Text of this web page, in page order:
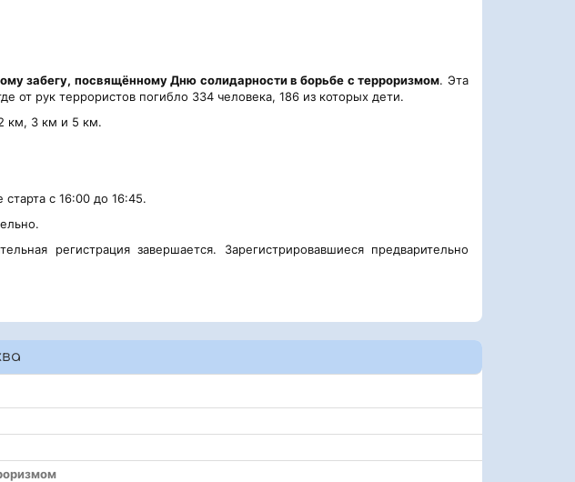
забегу, посвящённому Дню солидарности в борьбе с терроризмом. Эта
от рук террористов погибло 334 человека, 186 из которых дети.
км, 3 км и 5 км.
с 16:00 до 16:45.
регистрация завершается. Зарегистрировавшиеся предварительно